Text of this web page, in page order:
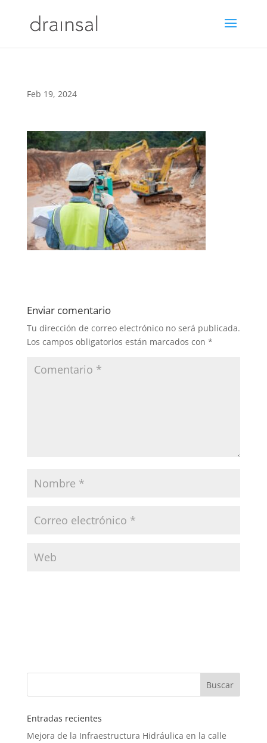
Feb 19, 2024
Enviar comentario
Tu dirección de correo electrónico no será publicada.
Los campos obligatorios están marcados con *
Entradas recientes
Mejora de la Infraestructura Hidráulica en la calle